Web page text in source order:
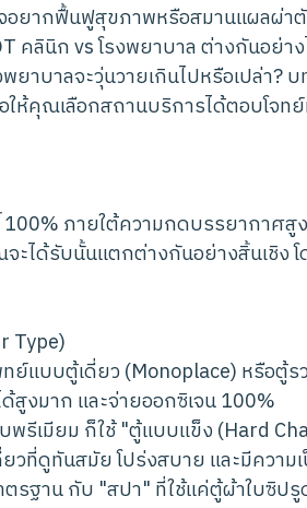
อยากฟื้นฟูสุขภาพหรือสมานแผลผ่า
คลินิก vs โรงพยาบาล ต่างกันอย่า
าบาลจะวุ่นวายเกินไปหรือเปล่า?
ห้คุณเลือกสถานบริการได้ตอบโจท
ภายใต้ความกดบรรยากาศสู
ได้รับนั้นแตกต่างกันอย่างสิ้นเชิง
Type)
ย์แบบตู้เดี่ยว (Monoplace) หรือตู้
งมาก และจ่ายออกซิเจน 100%
รีเมียม ก็ใช้ "ตู้แบบแข็ง (Hard
วที่ดูทันสมัย โปร่งสบาย และมีความ
รฐาน กับ "สปา" ที่ใช้แค่ตู้ผ้าใบซิป